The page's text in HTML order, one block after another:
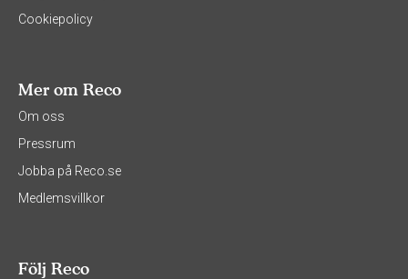
Cookiepolicy
Mer om Reco
Om oss
Pressrum
Jobba på Reco.se
Medlemsvillkor
Följ Reco